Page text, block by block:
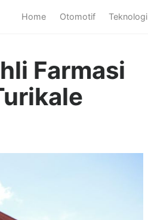
Home Otomotif Teknologi
Farmasi